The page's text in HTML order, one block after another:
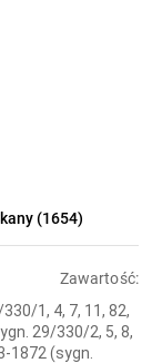
(1654)
Zawartość:
1, 4, 7, 11, 82,
29/330/2, 5, 8,
1872 (sygn.